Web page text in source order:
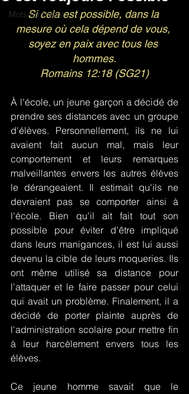
Mots de Prière
Si cela est possible, dans la
mesure où cela dépend de vous,
soyez en paix avec tous les
hommes.
Romains 12:18 (SG21)
À l'école, un jeune garçon a décidé de
prendre ses distances avec un groupe
d'élèves. Personnellement, ils ne lui
avaient fait aucun mal, mais leur
comportement et leurs remarques
malveillantes envers les autres élèves
le dérangeaient. Il estimait qu'ils ne
devraient pas se comporter ainsi à
l'école. Bien qu'il ait fait tout son
possible pour éviter d'être impliqué
dans leurs manigances, il est lui aussi
devenu la cible de leurs moqueries. Ils
ont même utilisé sa distance pour
l'attaquer et le faire passer pour celui
qui avait un problème. Finalement, il a
décidé de porter plainte auprès de
l'administration scolaire pour mettre fin
à leur harcèlement envers tous les
élèves.
Ce jeune homme savait que le